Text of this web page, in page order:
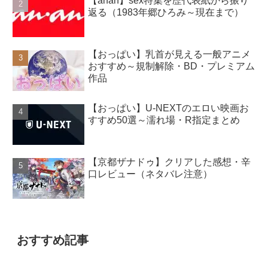
返る（1983年郷ひろみ～現在まで）
【おっぱい】乳首が見える一般アニメ
おすすめ～規制解除・BD・プレミアム
作品
【おっぱい】U-NEXTのエロい映画お
すすめ50選～濡れ場・R指定まとめ
【京都ザナドゥ】クリアした感想・辛
口レビュー（ネタバレ注意）
おすすめ記事